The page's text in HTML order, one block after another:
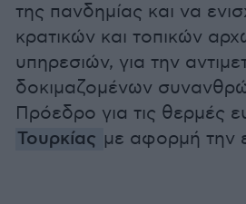
της πανδημίας και να
κρατικών και τοπικών
υπηρεσιών, για την
δοκιμαζομένων
Πρόεδρο για τις θερμές
Τουρκίας με αφορμή την